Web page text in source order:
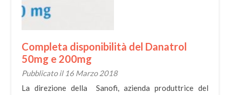
Completa disponibilità del Danatrol
50mg e 200mg
Pubblicato il 16 Marzo 2018
La direzione della Sanofi, azienda produttrice del